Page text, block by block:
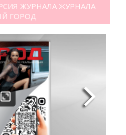
ЖУРНАЛА ЖУРНАЛА
ГОРОД